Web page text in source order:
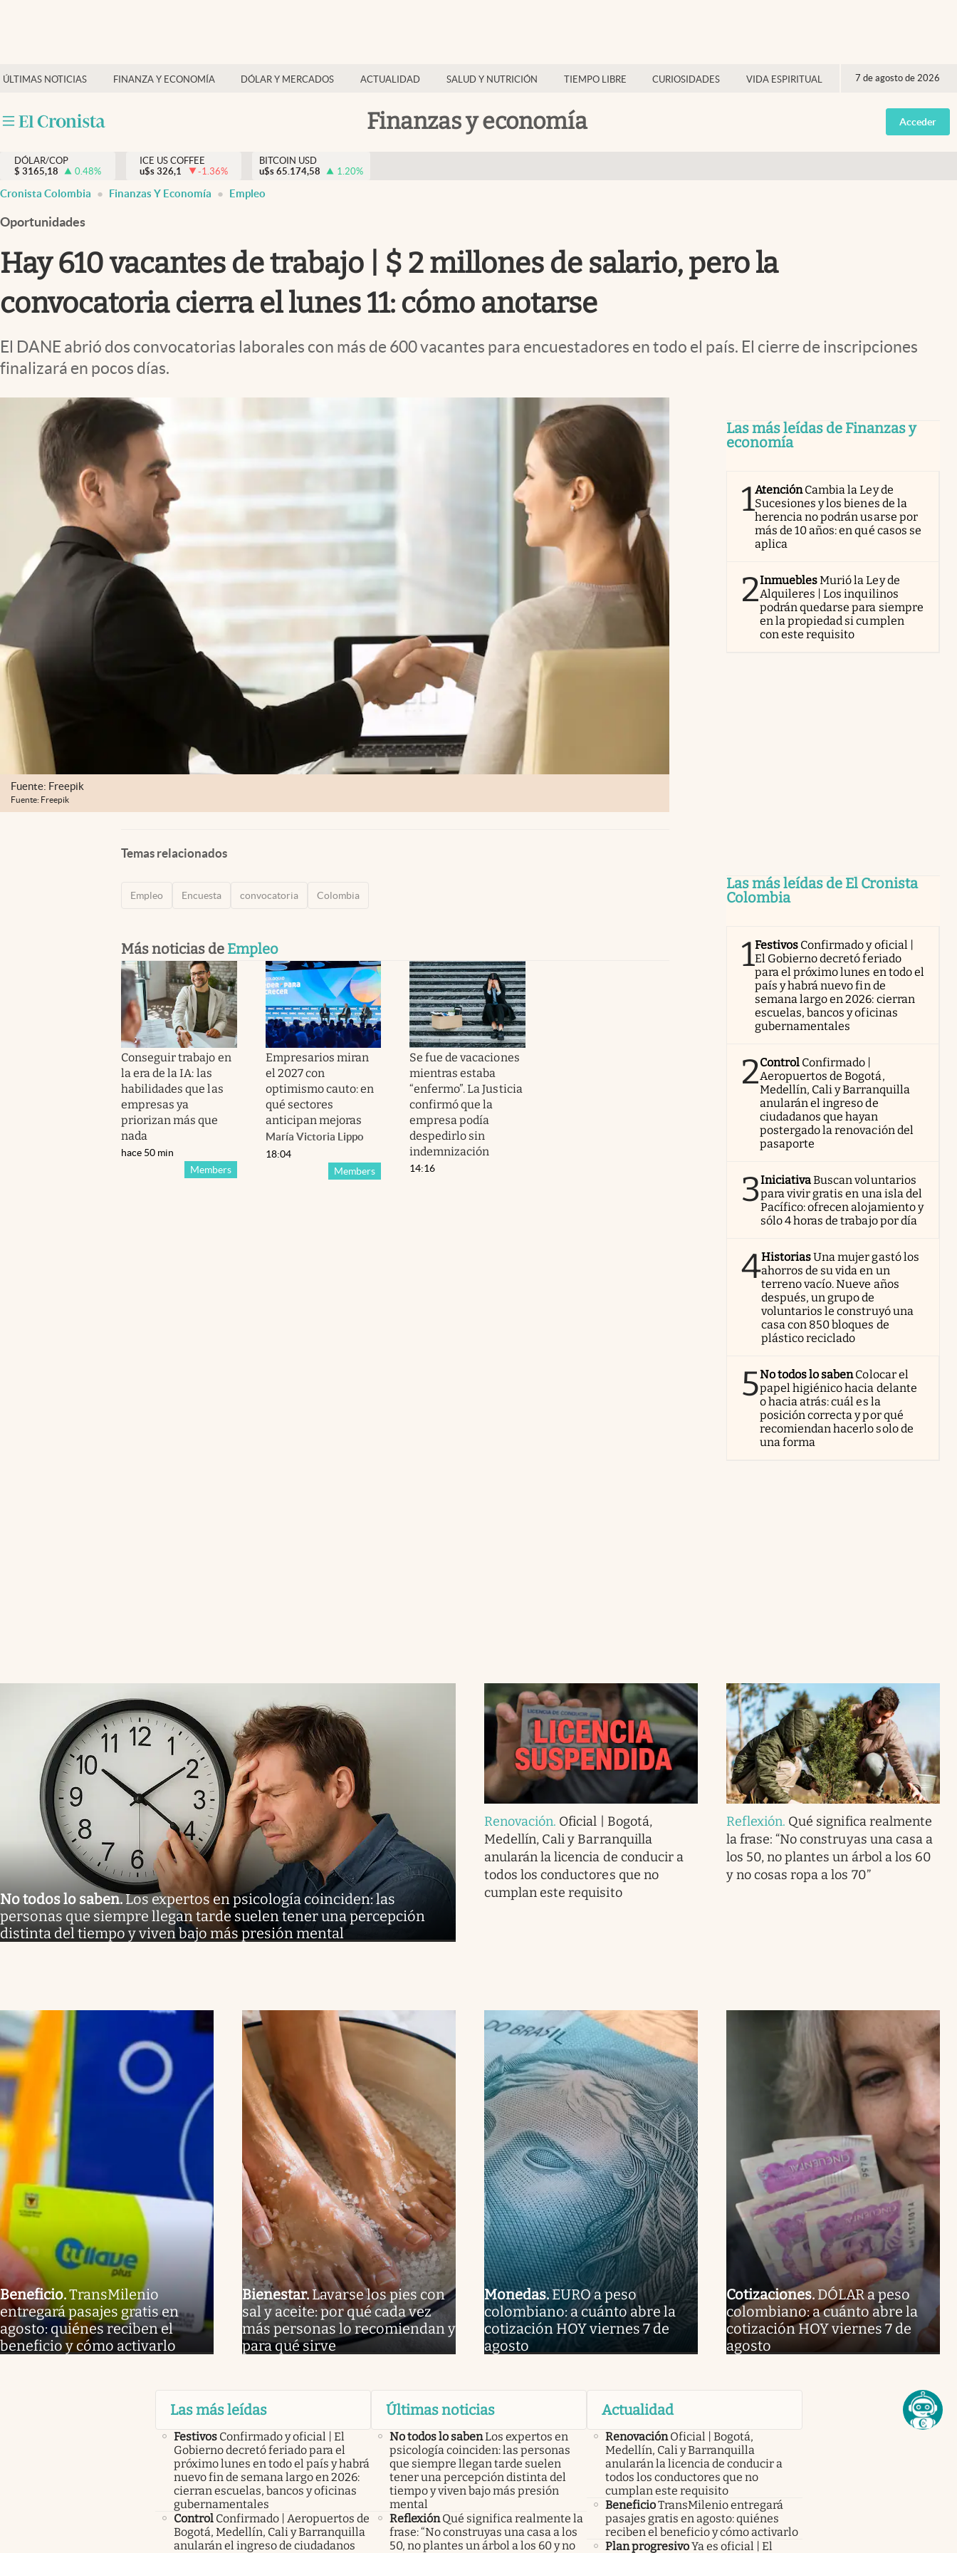
ÚLTIMAS NOTICIAS FINANZA Y ECONOMÍA DÓLAR Y MERCADOS ACTUALIDAD SALUD Y NUTRICIÓN TIEMPO LIBRE CURIOSIDADES VIDA ESPIRITUAL 7 de agosto de 2026
Finanzas y economía
Salud y nutrición
Tiempo libre
Dólar y mercados
Curiosidades
Acceder
DÓLAR/COP
$ 3165,18 0.48%
ICE US COFFEE
u$s 326,1 -1.36%
BITCOIN USD
u$s 65.174,58 1.20%
Cronista Colombia Finanzas Y Economía Empleo
Oportunidades
Hay 610 vacantes de trabajo | $ 2 millones de salario, pero la
convocatoria cierra el lunes 11: cómo anotarse
El DANE abrió dos convocatorias laborales con más de 600 vacantes para encuestadores en todo el país. El cierre de inscripciones
finalizará en pocos días.
Fuente: Freepik
Fuente: Freepik
Temas relacionados
Empleo Encuesta convocatoria Colombia
Más noticias de Empleo
Conseguir trabajo en
la era de la IA: las
habilidades que las
empresas ya
priorizan más que
nada
Members
hace 50 min
Empresarios miran
el 2027 con
optimismo cauto: en
qué sectores
anticipan mejoras
María Victoria Lippo
Members
18:04
Se fue de vacaciones
mientras estaba
“enfermo”. La Justicia
confirmó que la
empresa podía
despedirlo sin
indemnización
14:16
Las más leídas de Finanzas y
economía
1AtenciónCambia la Ley de
Sucesiones y los bienes de la
herencia no podrán usarse por
más de 10 años: en qué casos se
aplica
2InmueblesMurió la Ley de
Alquileres | Los inquilinos
podrán quedarse para siempre
en la propiedad si cumplen
con este requisito
Las más leídas de El Cronista
Colombia
1Festivos Confirmado y oficial |
El Gobierno decretó feriado
para el próximo lunes en todo el
país y habrá nuevo fin de
semana largo en 2026: cierran
escuelas, bancos y oficinas
gubernamentales
2Control Confirmado |
Aeropuertos de Bogotá,
Medellín, Cali y Barranquilla
anularán el ingreso de
ciudadanos que hayan
postergado la renovación del
pasaporte
3IniciativaBuscan voluntarios
para vivir gratis en una isla del
Pacífico: ofrecen alojamiento y
sólo 4 horas de trabajo por día
4HistoriasUna mujer gastó los
ahorros de su vida en un
terreno vacío. Nueve años
después, un grupo de
voluntarios le construyó una
casa con 850 bloques de
plástico reciclado
5No todos lo sabenColocar el
papel higiénico hacia delante
o hacia atrás: cuál es la
posición correcta y por qué
recomiendan hacerlo solo de
una forma
No todos lo saben.Los expertos en psicología coinciden: las
personas que siempre llegan tarde suelen tener una percepción
distinta del tiempo y viven bajo más presión mental
Renovación. Oficial | Bogotá,
Medellín, Cali y Barranquilla
anularán la licencia de conducir a
todos los conductores que no
cumplan este requisito
Reflexión. Qué significa realmente
la frase: “No construyas una casa a
los 50, no plantes un árbol a los 60
y no cosas ropa a los 70”
Beneficio.TransMilenio
entregará pasajes gratis en
agosto: quiénes reciben el
beneficio y cómo activarlo
Bienestar.Lavarse los pies con
sal y aceite: por qué cada vez
más personas lo recomiendan y
para qué sirve
Monedas.EURO a peso
colombiano: a cuánto abre la
cotización HOY viernes 7 de
agosto
Cotizaciones.DÓLAR a peso
colombiano: a cuánto abre la
cotización HOY viernes 7 de
agosto
Las más leídas
Festivos Confirmado y oficial | El
Gobierno decretó feriado para el
próximo lunes en todo el país y habrá
nuevo fin de semana largo en 2026:
cierran escuelas, bancos y oficinas
gubernamentales
Control Confirmado | Aeropuertos de
Bogotá, Medellín, Cali y Barranquilla
anularán el ingreso de ciudadanos
Últimas noticias
No todos lo sabenLos expertos en
psicología coinciden: las personas
que siempre llegan tarde suelen
tener una percepción distinta del
tiempo y viven bajo más presión
mental
Reflexión Qué significa realmente la
frase: “No construyas una casa a los
50, no plantes un árbol a los 60 y no
Actualidad
Renovación Oficial | Bogotá,
Medellín, Cali y Barranquilla
anularán la licencia de conducir a
todos los conductores que no
cumplan este requisito
BeneficioTransMilenio entregará
pasajes gratis en agosto: quiénes
reciben el beneficio y cómo activarlo
Plan progresivoYa es oficial | El